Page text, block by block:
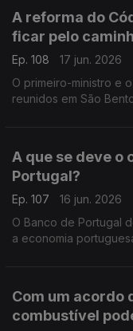
A reforma do
ficar pelo
Ep. 108
17 jun. 2026
O primeiro-ministro e
reunidos em São
A que se deve o
Portugal?
Ep. 107
16 jun. 2026
O Banco de Portugal
a economia
Com um acordo
combustível